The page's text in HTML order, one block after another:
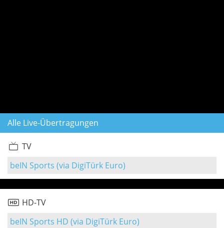
Alle Live-Übertragungen
TV
beIN Sports (via DigiTürk Euro)
HD-TV
beIN Sports HD (via DigiTürk Euro)